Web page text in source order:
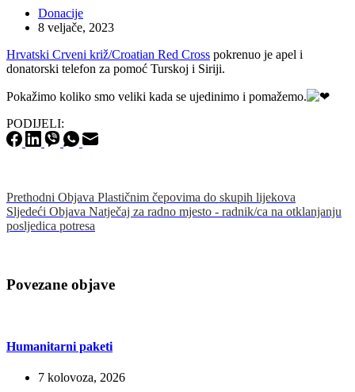
Donacije
8 veljače, 2023
Hrvatski Crveni križ/Croatian Red Cross pokrenuo je apel i
donatorski telefon za pomoć Turskoj i Siriji.
Pokažimo koliko smo veliki kada se ujedinimo i pomažemo.
PODIJELI:
Prethodni Objava Plastičnim čepovima do skupih lijekova
Sljedeći Objava Natječaj za radno mjesto - radnik/ca na otklanjanju
posljedica potresa
Povezane objave
Humanitarni paketi
7 kolovoza, 2026